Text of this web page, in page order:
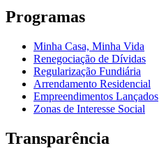
Programas
Minha Casa, Minha Vida
Renegociação de Dívidas
Regularização Fundiária
Arrendamento Residencial
Empreendimentos Lançados
Zonas de Interesse Social
Transparência